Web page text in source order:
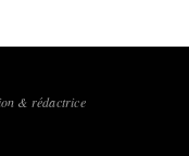
& rédactrice